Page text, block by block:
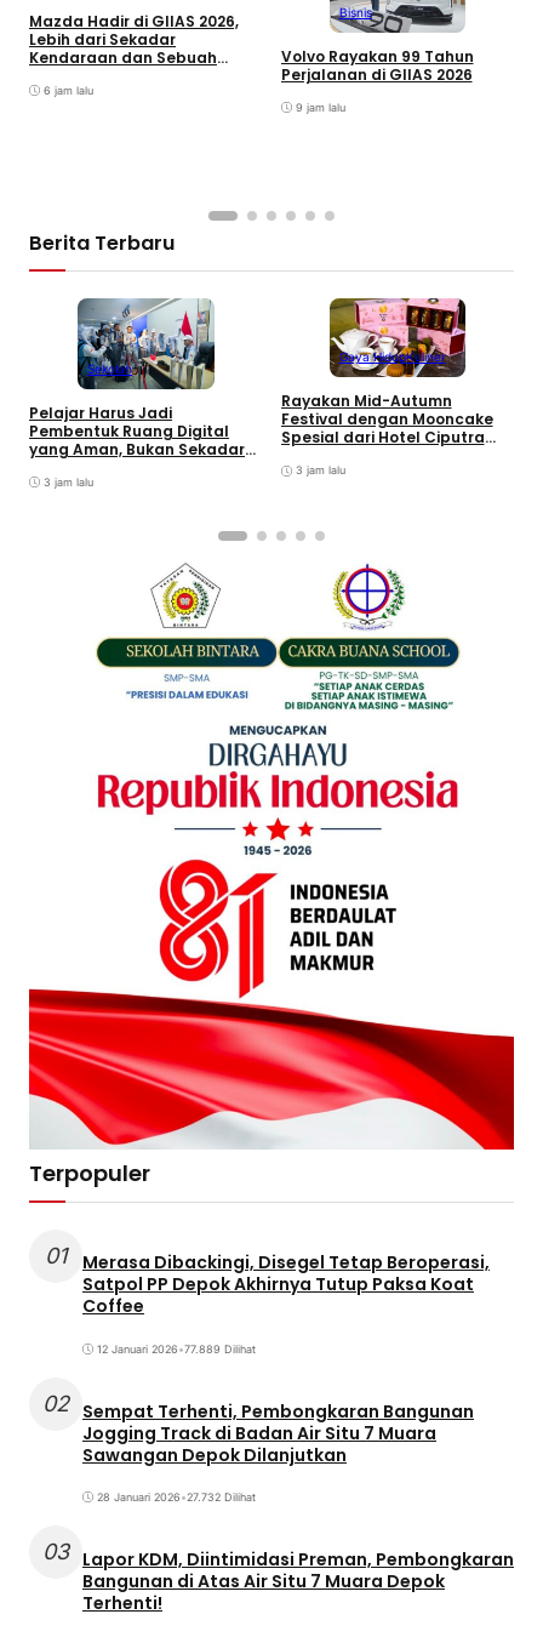
Mazda Hadir di GIIAS 2026,
Lebih dari Sekadar
Kendaraan dan Sebuah
6 jam lalu
Bisnis
Volvo Rayakan 99 Tahun
Perjalanan di GIIAS 2026
9 jam lalu
Berita Terbaru
Sekolah
Pelajar Harus Jadi
Pembentuk Ruang Digital
yang Aman, Bukan Sekadar
3 jam lalu
Gaya HidupKuliner
Rayakan Mid-Autumn
Festival dengan Mooncake
Spesial dari Hotel Ciputra
3 jam lalu
Terpopuler
01
Merasa Dibackingi, Disegel Tetap Beroperasi,
Satpol PP Depok Akhirnya Tutup Paksa Koat
Coffee
12 Januari 2026•77.889 Dilihat
02 Sempat Terhenti, Pembongkaran Bangunan
Jogging Track di Badan Air Situ 7 Muara
Sawangan Depok Dilanjutkan
28 Januari 2026•27.732 Dilihat
03 Lapor KDM, Diintimidasi Preman, Pembongkaran
Bangunan di Atas Air Situ 7 Muara Depok
Terhenti!